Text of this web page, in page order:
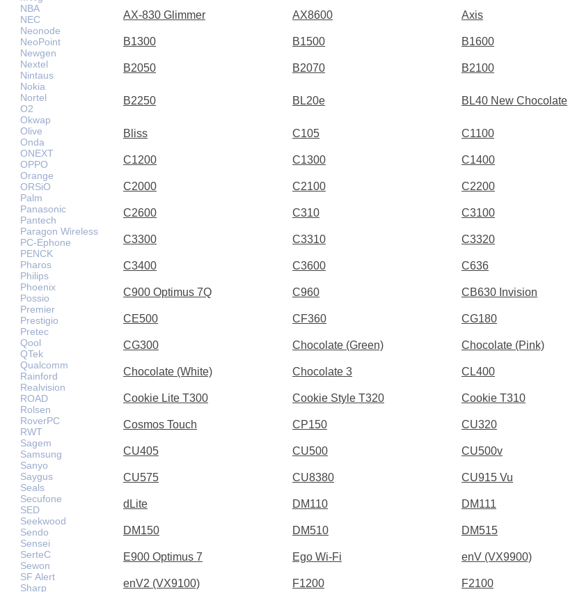
NBA
NEC
Neonode
NeoPoint
Newgen
Nextel
Nintaus
Nokia
Nortel
O2
Okwap
Olive
Onda
ONEXT
OPPO
Orange
ORSiO
Palm
Panasonic
Pantech
Paragon Wireless
PC-Ephone
PENCK
Pharos
Philips
Phoenix
Possio
Premier
Prestigio
Pretec
Qool
QTek
Qualcomm
Rainford
Realvision
ROAD
Rolsen
RoverPC
RWT
Sagem
Samsung
Sanyo
Saygus
Seals
Secufone
SED
Seekwood
Sendo
Sensei
SerteC
Sewon
SF Alert
Sharp
AX-830 Glimmer AX8600 Axis
B1300 B1500 B1600
B2050 B2070 B2100
B2250 BL20e BL40 New Chocolate
Bliss C105 C1100
C1200 C1300 C1400
C2000 C2100 C2200
C2600 C310 C3100
C3300 C3310 C3320
C3400 C3600 C636
C900 Optimus 7Q C960 CB630 Invision
CE500 CF360 CG180
CG300 Chocolate (Green) Chocolate (Pink)
Chocolate (White) Chocolate 3 CL400
Cookie Lite T300 Cookie Style T320 Cookie T310
Cosmos Touch CP150 CU320
CU405 CU500 CU500v
CU575 CU8380 CU915 Vu
dLite DM110 DM111
DM150 DM510 DM515
E900 Optimus 7 Ego Wi-Fi enV (VX9900)
enV2 (VX9100) F1200 F2100